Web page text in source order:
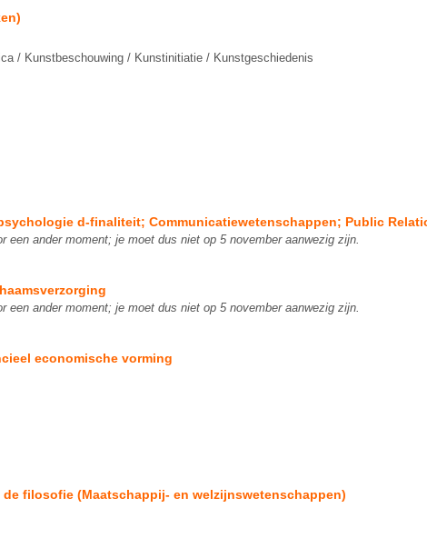
/ Kunstbeschouwing / Kunstinitiatie / Kunstgeschiedenis
d-finaliteit; Communicatiewetenschappen; Public
ander moment; je moet dus niet op 5 november aanwezig zijn.
ander moment; je moet dus niet op 5 november aanwezig zijn.
economische vorming
filosofie (Maatschappij- en welzijnswetenschappen)